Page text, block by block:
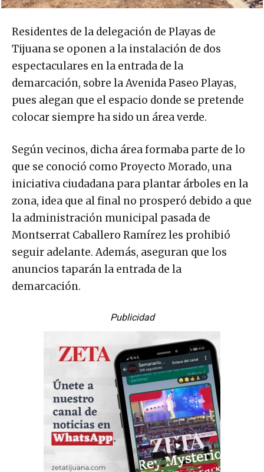
Residentes de la delegación de Playas de
Tijuana se oponen a la instalación de dos
espectaculares en la entrada de la
demarcación, sobre la Avenida Paseo Playas,
pues alegan que el espacio donde se pretende
colocar siempre ha sido un área verde.
Según vecinos, dicha área formaba parte de lo
que se conoció como Proyecto Morado, una
iniciativa ciudadana para plantar árboles en la
zona, idea que al final no prosperó debido a que
la administración municipal pasada de
Montserrat Caballero Ramírez les prohibió
seguir adelante. Además, aseguran que los
anuncios taparán la entrada de la
demarcación.
Publicidad